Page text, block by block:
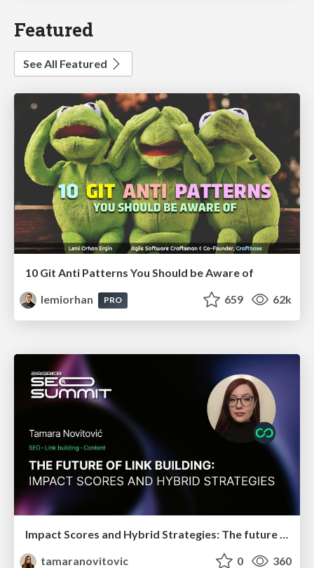
Featured
See All Featured
10 Git Anti Patterns You Should be Aware of
lemiorhan
PRO 659 62k
Impact Scores and Hybrid Strategies: The future of link building
tamaranovitovic
0 360